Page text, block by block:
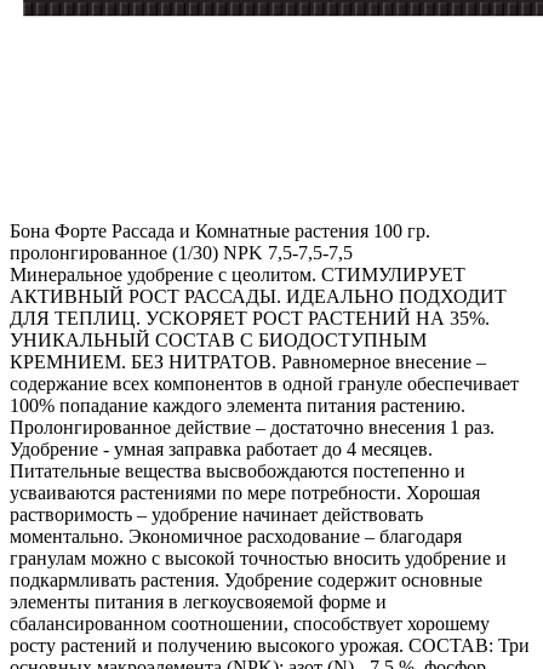
Бона Форте Рассада и Комнатные растения 100 гр.
пролонгированное (1/30) NPK 7,5-7,5-7,5
Минеральное удобрение с цеолитом. СТИМУЛИРУЕТ
АКТИВНЫЙ РОСТ РАССАДЫ. ИДЕАЛЬНО ПОДХОДИТ
ДЛЯ ТЕПЛИЦ. УСКОРЯЕТ РОСТ РАСТЕНИЙ НА 35%.
УНИКАЛЬНЫЙ СОСТАВ С БИОДОСТУПНЫМ
КРЕМНИЕМ. БЕЗ НИТРАТОВ. Равномерное внесение –
содержание всех компонентов в одной грануле обеспечивает
100% попадание каждого элемента питания растению.
Пролонгированное действие – достаточно внесения 1 раз.
Удобрение - умная заправка работает до 4 месяцев.
Питательные вещества высвобождаются постепенно и
усваиваются растениями по мере потребности. Хорошая
растворимость – удобрение начинает действовать
моментально. Экономичное расходование – благодаря
гранулам можно с высокой точностью вносить удобрение и
подкармливать растения. Удобрение содержит основные
элементы питания в легкоусвояемой форме и
сбалансированном соотношении, способствует хорошему
росту растений и получению высокого урожая. СОСТАВ: Три